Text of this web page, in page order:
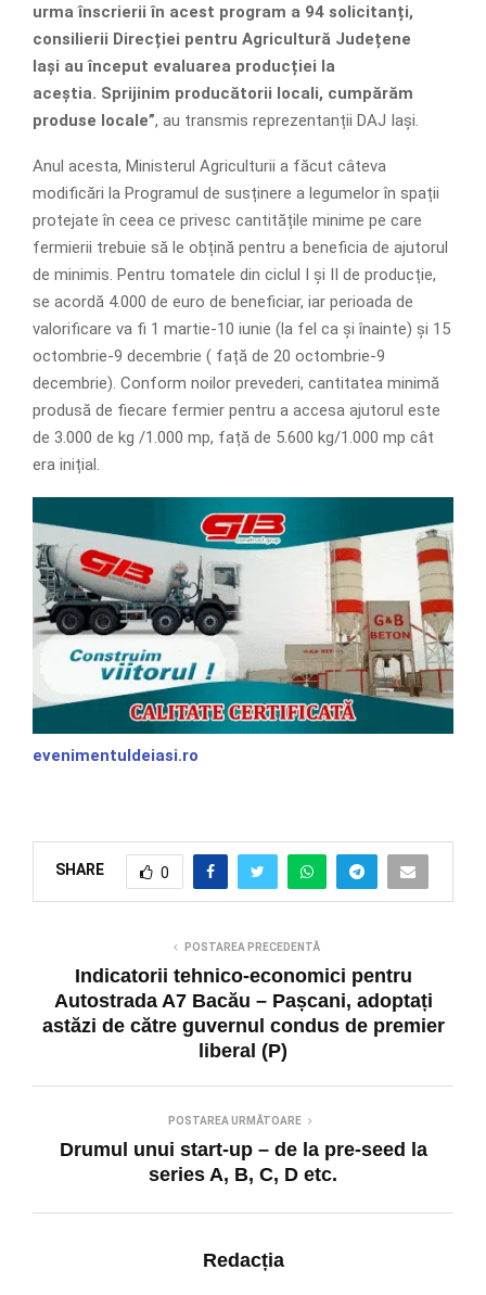
urma înscrierii în acest program a 94 solicitanți,
consilierii Direcției pentru Agricultură Județene
Iași au început evaluarea producției la
aceștia. Sprijinim producătorii locali, cumpărăm
produse locale”, au transmis reprezentanții DAJ Iași.
Anul acesta, Ministerul Agriculturii a făcut câteva
modificări la Programul de susținere a legumelor în spații
protejate în ceea ce privesc cantitățile minime pe care
fermierii trebuie să le obțină pentru a beneficia de ajutorul
de minimis. Pentru tomatele din ciclul I și II de producție,
se acordă 4.000 de euro de beneficiar, iar perioada de
valorificare va fi 1 martie-10 iunie (la fel ca și înainte) și 15
octombrie-9 decembrie ( față de 20 octombrie-9
decembrie). Conform noilor prevederi, cantitatea minimă
produsă de fiecare fermier pentru a accesa ajutorul este
de 3.000 de kg /1.000 mp, față de 5.600 kg/1.000 mp cât
era inițial.
evenimentuldeiasi.ro
SHARE 0
POSTAREA PRECEDENTĂ
Indicatorii tehnico-economici pentru
Autostrada A7 Bacău – Pașcani, adoptați
astăzi de către guvernul condus de premier
liberal (P)
POSTAREA URMĂTOARE
Drumul unui start-up – de la pre-seed la
series A, B, C, D etc.
Redacția